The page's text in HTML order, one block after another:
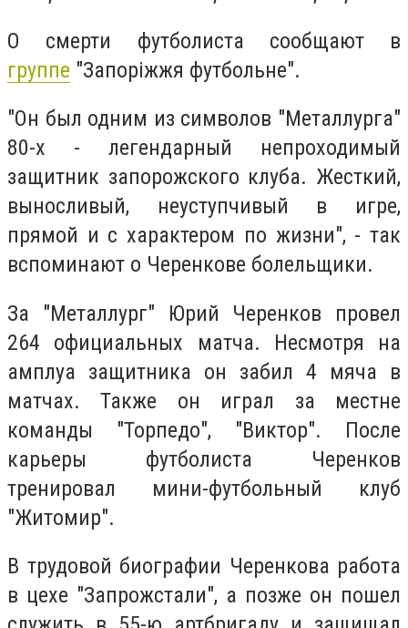
О смерти футболиста сообщают в
группе "Запоріжжя футбольне".
"Он был одним из символов "Металлурга"
80-х - легендарный непроходимый
защитник запорожского клуба. Жесткий,
выносливый, неуступчивый в игре,
прямой и с характером по жизни", - так
вспоминают о Черенкове болельщики.
За "Металлург" Юрий Черенков провел
264 официальных матча. Несмотря на
амплуа защитника он забил 4 мяча в
матчах. Также он играл за местне
команды "Торпедо", "Виктор". После
карьеры футболиста Черенков
тренировал мини-футбольный клуб
"Житомир".
В трудовой биографии Черенкова работа
в цехе "Запрожстали", а позже он пошел